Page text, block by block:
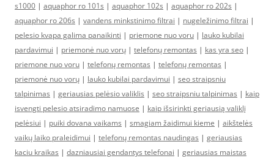
s1000 | aquaphor ro 101s | aquaphor 102s | aquaphor ro 202s |
aquaphor ro 206s | vandens minkstinimo filtrai | nugeležinimo filtrai |
pelesio kvapa galima panaikinti | priemone nuo voru | lauko kubilai
pardavimui | priemonė nuo vorų | telefonų remontas | kas yra seo |
priemone nuo voru | telefonų remontas | telefonų remontas |
priemonė nuo vorų | lauko kubilai pardavimui | seo straipsniu
talpinimas | geriausias pelėsio valiklis | seo straipsniu talpinimas | kaip
isvengti pelesio atsiradimo namuose | kaip išsirinkti geriausią valiklį
pelėsiui | puiki dovana vaikams | smagiam žaidimui kieme | aikštelės
vaikų laiko praleidimui | telefonų remontas naudingas | geriausias
kaciu kraikas | dazniausiai gendantys telefonai | geriausias maistas